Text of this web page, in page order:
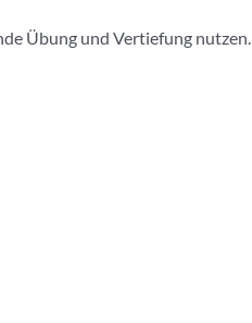
Übung und Vertiefung nutzen.